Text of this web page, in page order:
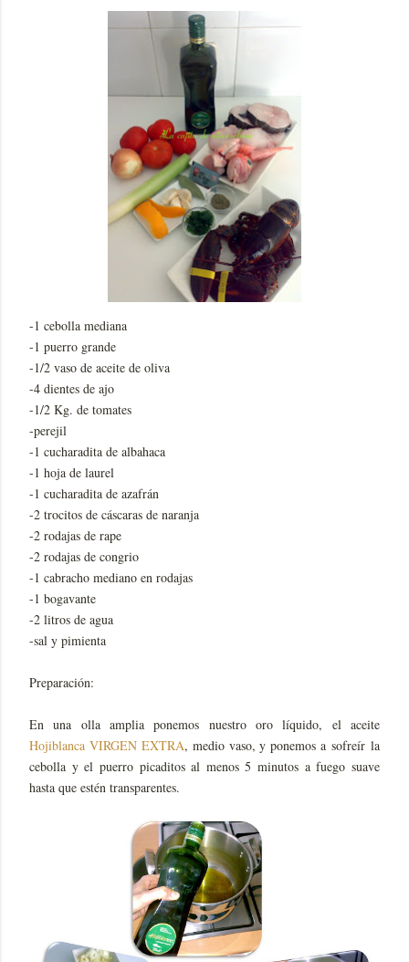
-1 cebolla mediana
-1 puerro grande
-1/2 vaso de aceite de oliva
-4 dientes de ajo
-1/2 Kg. de tomates
-perejil
-1 cucharadita de albahaca
-1 hoja de laurel
-1 cucharadita de azafrán
-2 trocitos de cáscaras de naranja
-2 rodajas de rape
-2 rodajas de congrio
-1 cabracho mediano en rodajas
-1 bogavante
-2 litros de agua
-sal y pimienta
Preparación:
En una olla amplia ponemos nuestro oro líquido, el aceite
Hojiblanca VIRGEN EXTRA, medio vaso, y ponemos a sofreír la
cebolla y el puerro picaditos al menos 5 minutos a fuego suave
hasta que estén transparentes.